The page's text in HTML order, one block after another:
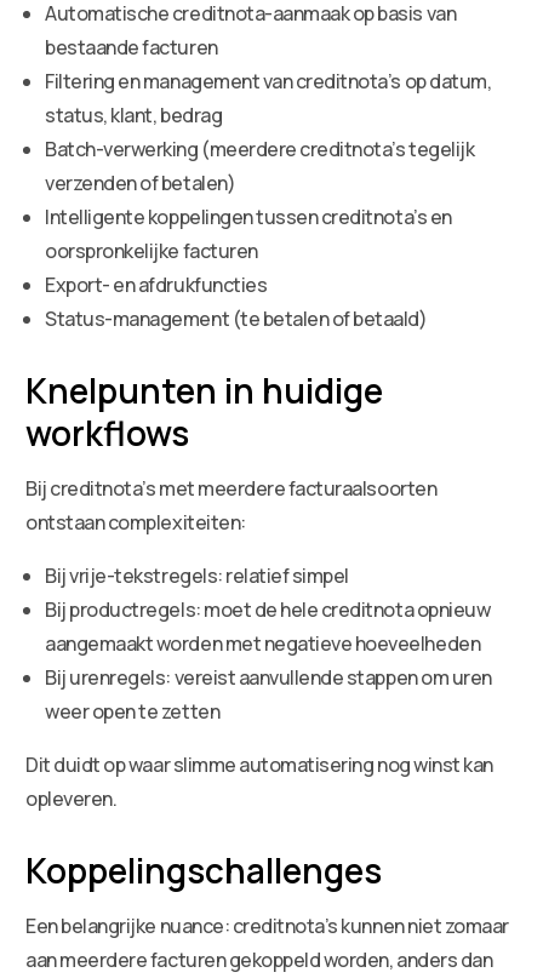
Automatische creditnota-aanmaak op basis van
bestaande facturen
Filtering en management van creditnota’s op datum,
status, klant, bedrag
Batch-verwerking (meerdere creditnota’s tegelijk
verzenden of betalen)
Intelligente koppelingen tussen creditnota’s en
oorspronkelijke facturen
Export- en afdrukfuncties
Status-management (te betalen of betaald)
Knelpunten in huidige
workflows
Bij creditnota’s met meerdere facturaalsoorten
ontstaan complexiteiten:
Bij vrije-tekstregels: relatief simpel
Bij productregels: moet de hele creditnota opnieuw
aangemaakt worden met negatieve hoeveelheden
Bij urenregels: vereist aanvullende stappen om uren
weer open te zetten
Dit duidt op waar slimme automatisering nog winst kan
opleveren.
Koppelingschallenges
Een belangrijke nuance: creditnota’s kunnen niet zomaar
aan meerdere facturen gekoppeld worden, anders dan